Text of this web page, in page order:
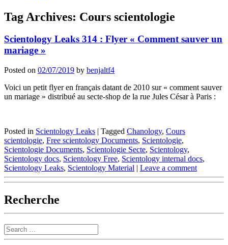
Tag Archives: Cours scientologie
Scientology Leaks 314 : Flyer « Comment sauver un
mariage »
Posted on 02/07/2019 by benjaltf4
Voici un petit flyer en français datant de 2010 sur « comment sauver
un mariage » distribué au secte-shop de la rue Jules César à Paris :
Posted in Scientology Leaks | Tagged Chanology, Cours
scientologie, Free scientology Documents, Scientologie,
Scientologie Documents, Scientologie Secte, Scientology,
Scientology docs, Scientology Free, Scientology internal docs,
Scientology Leaks, Scientology Material | Leave a comment
Recherche
Search